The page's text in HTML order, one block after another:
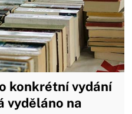
konkrétní vydání
vyděláno na